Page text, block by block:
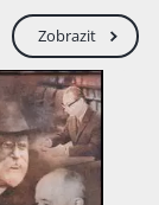
Zobrazit